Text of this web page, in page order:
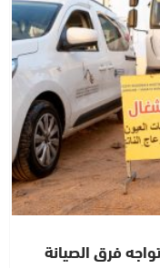
فرق الصيانة